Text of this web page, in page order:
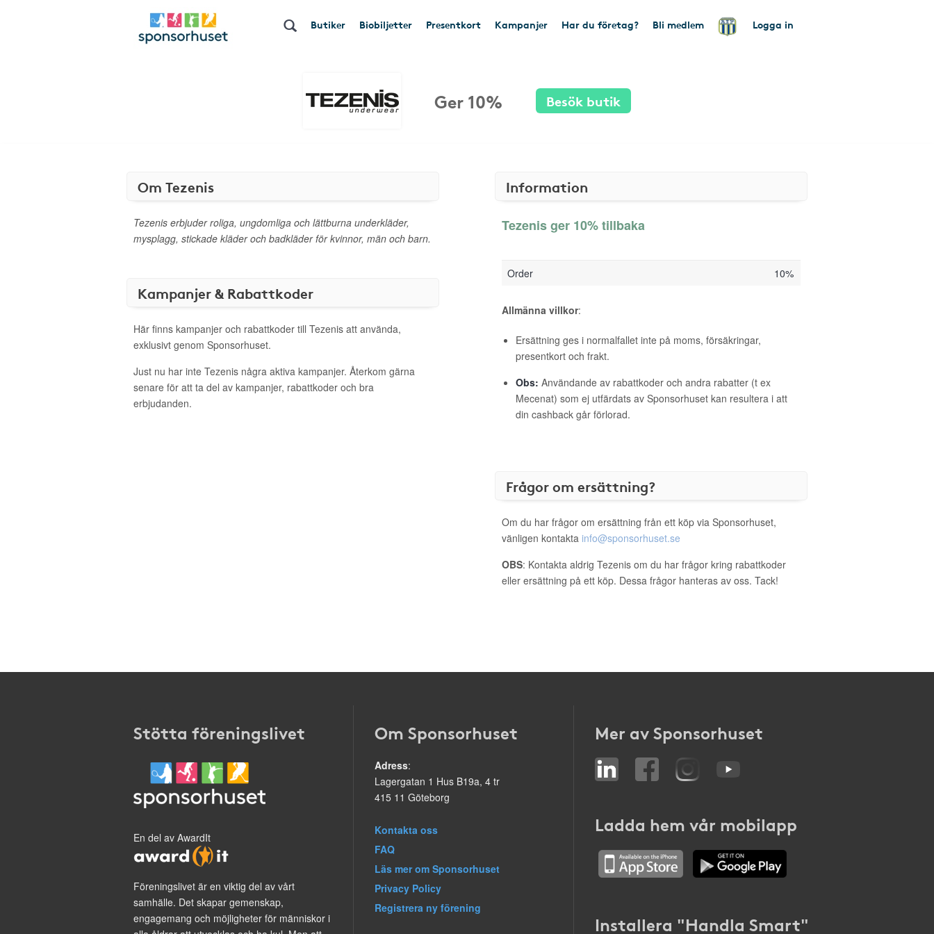
Butiker Biobiljetter Presentkort Kampanjer Har du företag? Bli medlem Logga in
Ger 10% Besök butik
Om Tezenis
Tezenis erbjuder roliga, ungdomliga och lättburna underkläder,
mysplagg, stickade kläder och badkläder för kvinnor, män och barn.
Kampanjer & Rabattkoder
Här finns kampanjer och rabattkoder till Tezenis att använda,
exklusivt genom Sponsorhuset.
Just nu har inte Tezenis några aktiva kampanjer. Återkom gärna
senare för att ta del av kampanjer, rabattkoder och bra
erbjudanden.
Information
Tezenis ger 10% tillbaka
Order 10%
Allmänna villkor:
Ersättning ges i normalfallet inte på moms, försäkringar,
presentkort och frakt.
Obs: Användande av rabattkoder och andra rabatter (t ex
Mecenat) som ej utfärdats av Sponsorhuset kan resultera i att
din cashback går förlorad.
Frågor om ersättning?
Om du har frågor om ersättning från ett köp via Sponsorhuset,
vänligen kontakta info@sponsorhuset.se
OBS: Kontakta aldrig Tezenis om du har frågor kring rabattkoder
eller ersättning på ett köp. Dessa frågor hanteras av oss. Tack!
Stötta föreningslivet
En del av AwardIt
Föreningslivet är en viktig del av vårt
samhälle. Det skapar gemenskap,
engagemang och möjligheter för människor i
Om Sponsorhuset
Adress:
Lagergatan 1 Hus B19a, 4 tr
415 11 Göteborg
Kontakta oss
FAQ
Läs mer om Sponsorhuset
Privacy Policy
Registrera ny förening
Mer av Sponsorhuset
Ladda hem vår mobilapp
Installera "Handla Smart"